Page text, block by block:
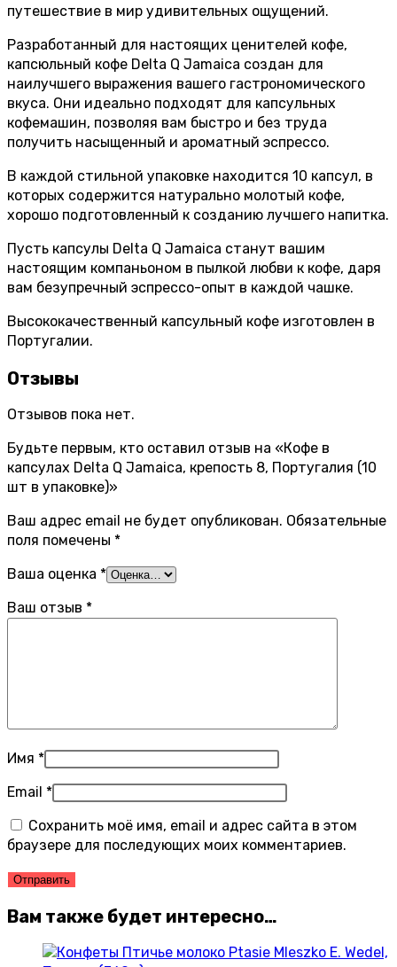
путешествие в мир удивительных ощущений.
Разработанный для настоящих ценителей кофе,
капсюльный кофе Delta Q Jamaica создан для
наилучшего выражения вашего гастрономического
вкуса. Они идеально подходят для капсульных
кофемашин, позволяя вам быстро и без труда
получить насыщенный и ароматный эспрессо.
В каждой стильной упаковке находится 10 капсул, в
которых содержится натурально молотый кофе,
хорошо подготовленный к созданию лучшего напитка.
Пусть капсулы Delta Q Jamaica станут вашим
настоящим компаньоном в пылкой любви к кофе, даря
вам безупречный эспрессо-опыт в каждой чашке.
Высококачественный капсульный кофе изготовлен в
Португалии.
Отзывы
Отзывов пока нет.
Будьте первым, кто оставил отзыв на «Кофе в
капсулах Delta Q Jamaica, крепость 8, Португалия (10
шт в упаковке)»
Ваш адрес email не будет опубликован. Обязательные
поля помечены *
Ваша оценка *
Ваш отзыв *
Имя *
Email *
Сохранить моё имя, email и адрес сайта в этом
браузере для последующих моих комментариев.
Вам также будет интересно…